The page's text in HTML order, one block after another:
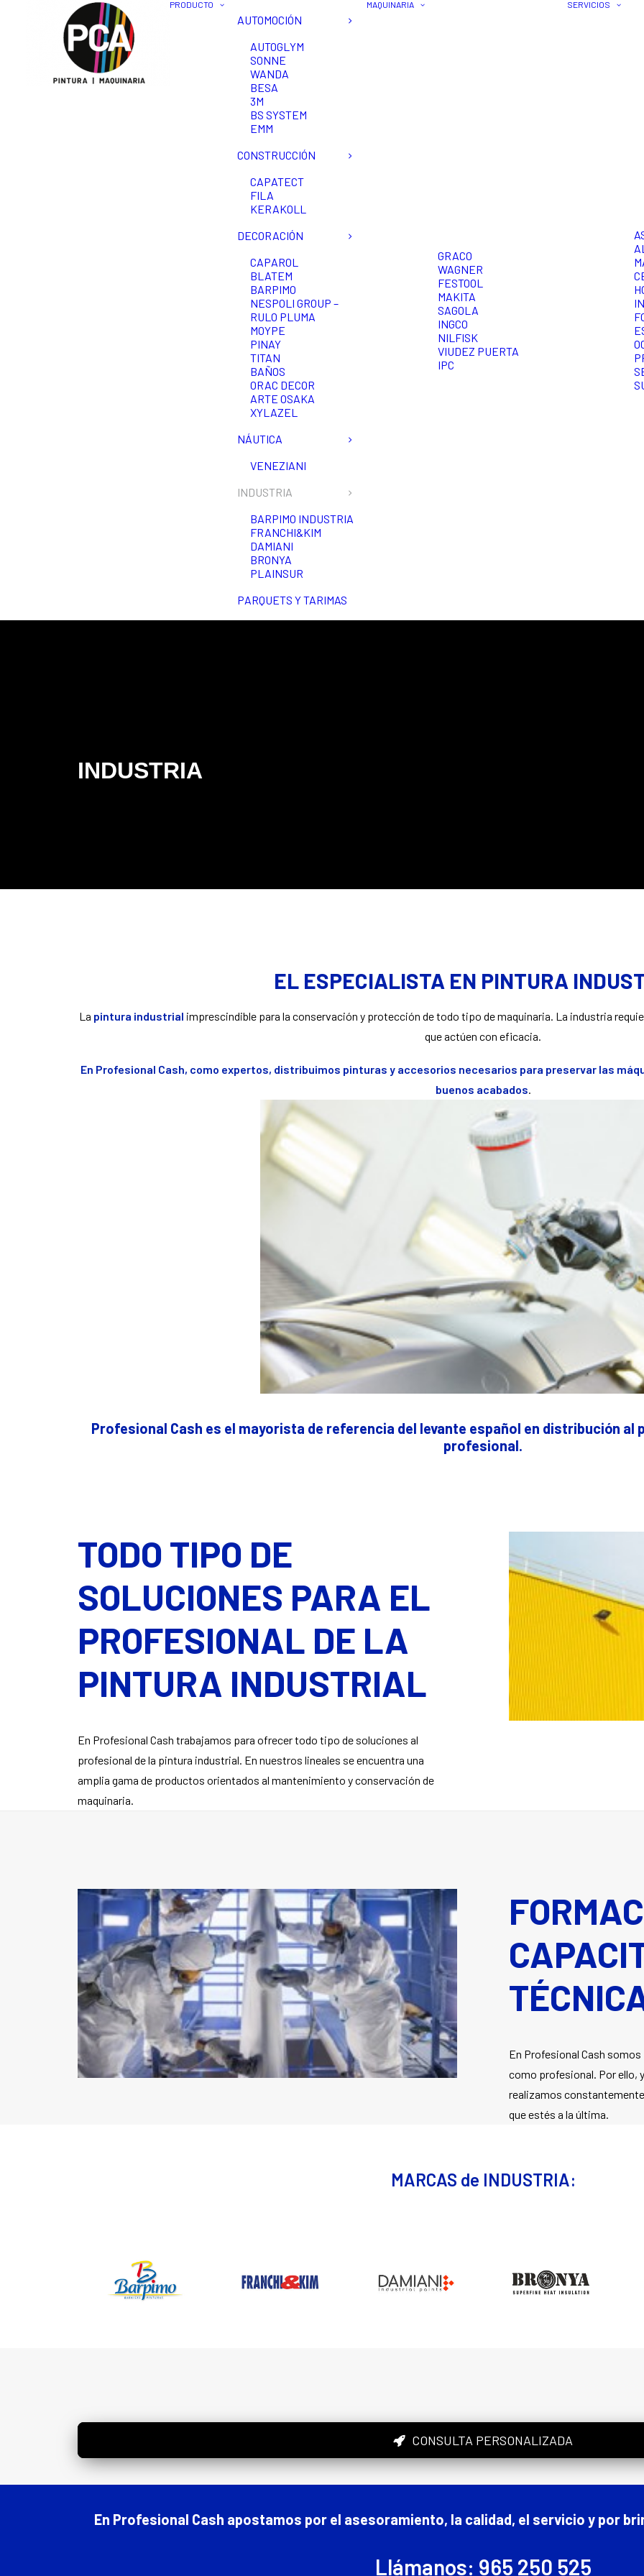
PRODUCTO
AUTOMOCIÓN
AUTOGLYM
SONNE
WANDA
BESA
3M
BS SYSTEM
EMM
CONSTRUCCIÓN
CAPATECT
FILA
KERAKOLL
DECORACIÓN
CAPAROL
BLATEM
BARPIMO
NESPOLI GROUP –
RULO PLUMA
MOYPE
PINAY
TITAN
BAÑOS
ORAC DECOR
ARTE OSAKA
XYLAZEL
NÁUTICA
VENEZIANI
INDUSTRIA
BARPIMO INDUSTRIA
FRANCHI&KIM
DAMIANI
BRONYA
PLAINSUR
PARQUETS Y TARIMAS
MAQUINARIA
GRACO
WAGNER
FESTOOL
MAKITA
SAGOLA
INGCO
NILFISK
VIUDEZ PUERTA
IPC
SERVICIOS
INDUSTRIA
EL ESPECIALISTA EN PINTURA
La pintura industrial imprescindible para la conservación y protección de todo tipo de maquinaria. La industria
que actúen con eficacia.
En Profesional Cash, como expertos, distribuimos pinturas y accesorios necesarios para preservar las
buenos acabados.
Profesional Cash es el mayorista de referencia del levante español en distribución
profesional.
TODO TIPO DE
SOLUCIONES PARA EL
PROFESIONAL DE LA
PINTURA INDUSTRIAL
En Profesional Cash trabajamos para ofrecer todo tipo de soluciones al
profesional de la pintura industrial. En nuestros lineales se encuentra una
amplia gama de productos orientados al mantenimiento y conservación de
maquinaria.
En Profesional Cash
como profesional. Por ello,
realizamos
que estés a la última.
MARCAS de INDUSTRIA:
CONSULTA PERSONALIZADA
En Profesional Cash apostamos por el asesoramiento, la calidad, el servicio y por
Llámanos: 965 250 525